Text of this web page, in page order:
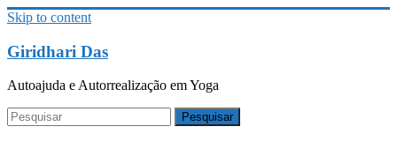
Skip to content
Giridhari Das
Autoajuda e Autorrealização em Yoga